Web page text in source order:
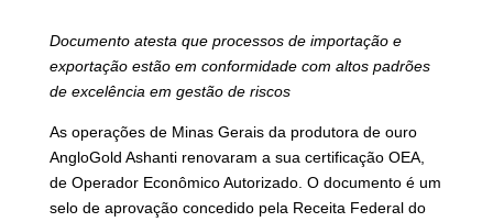
Documento atesta que processos de importação e
exportação estão em conformidade com altos padrões
de excelência em gestão de riscos
As operações de Minas Gerais da produtora de ouro
AngloGold Ashanti renovaram a sua certificação OEA,
de Operador Econômico Autorizado. O documento é um
selo de aprovação concedido pela Receita Federal do